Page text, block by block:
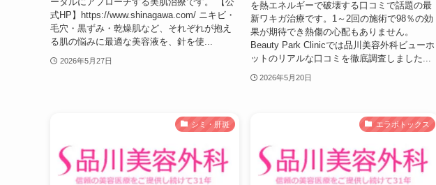
式HP】https://www.shinagawa.com/ ニキビ・
毛穴・黒ずみ・乾燥肌など、それぞれが抱え
る肌の悩みに最適な美容液を、針を使...
2026年5月27日
を熱エネルギーで破壊する口コミで話題の最
新ワキガ治療です。1～2回の施術で98％の効
果が期待でき熱傷の心配もありません。
Beauty Park Clinicでは品川美容外科ビューホ
ットのリアルな口コミを徹底調査しました...
2026年5月20日
シミ・肝斑 エラボトックス